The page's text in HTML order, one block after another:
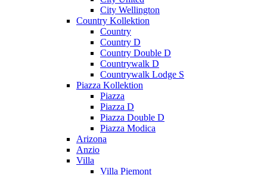
City Wellington
Country Kollektion
Country
Country D
Country Double D
Countrywalk D
Countrywalk Lodge S
Piazza Kollektion
Piazza
Piazza D
Piazza Double D
Piazza Modica
Arizona
Anzio
Villa
Villa Piemont